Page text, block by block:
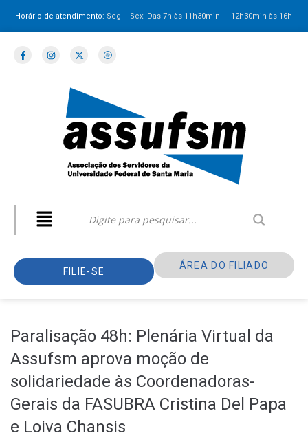
Horário de atendimento: Seg – Sex: Das 7h às 11h30min – 12h30minàs 16h
FILIE-SE
ÁREA DO FILIADO
Paralisação 48h: Plenária Virtual da
Assufsm aprova moção de
solidariedade às Coordenadoras-
Gerais da FASUBRA Cristina Del Papa
e Loiva Chansis